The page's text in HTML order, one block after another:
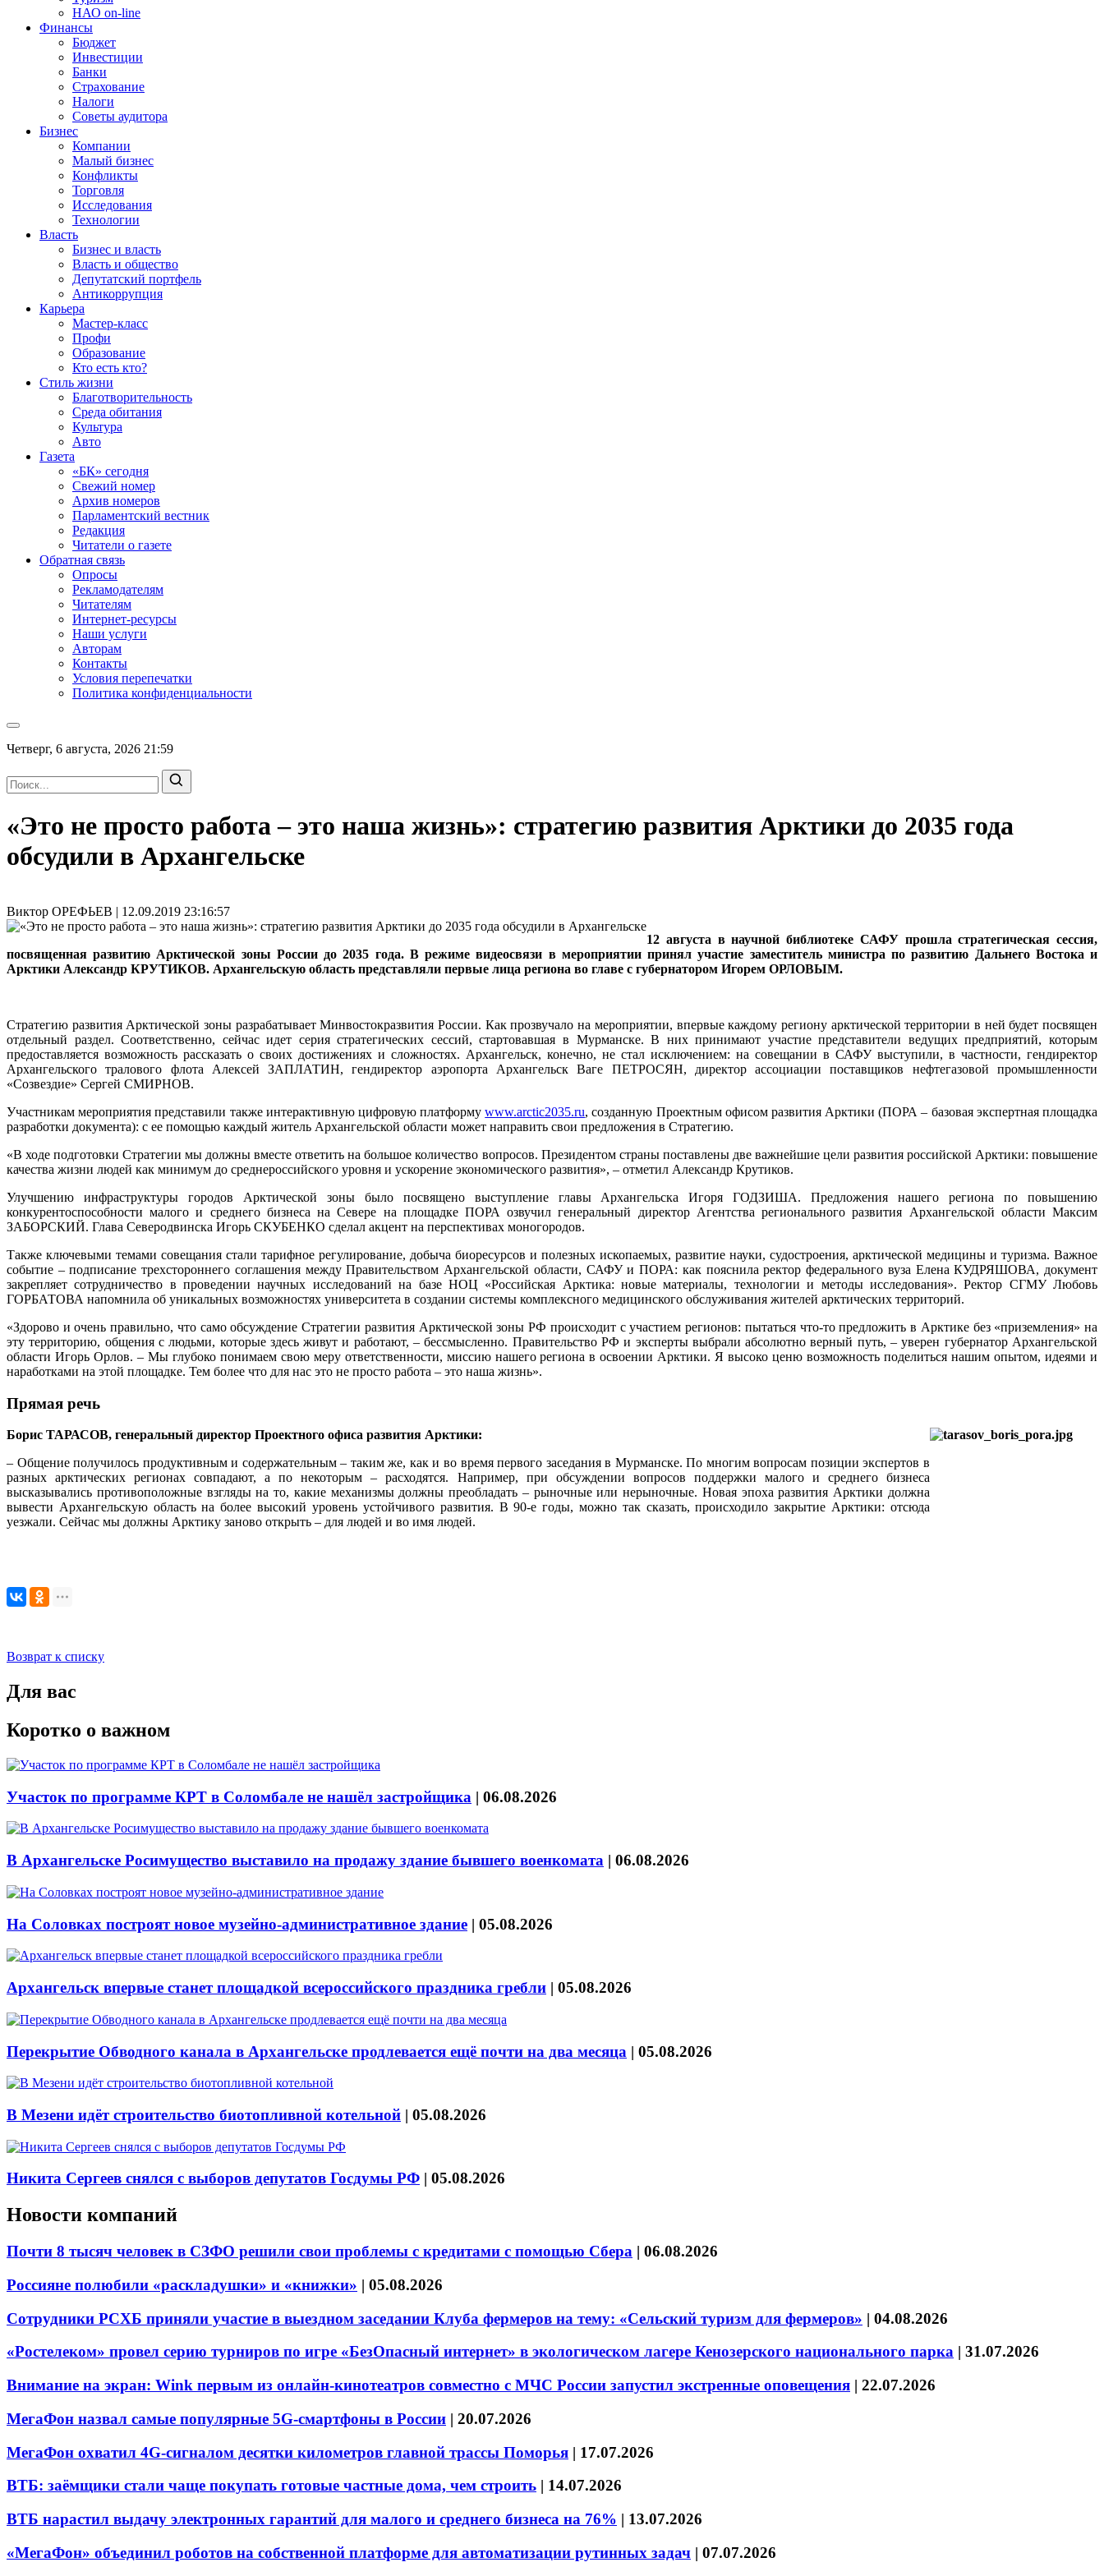
НАО on-line
Финансы
Бюджет
Инвестиции
Банки
Страхование
Налоги
Советы аудитора
Бизнес
Компании
Малый бизнес
Конфликты
Торговля
Исследования
Технологии
Власть
Бизнес и власть
Власть и общество
Депутатский портфель
Антикоррупция
Карьера
Мастер-класс
Профи
Образование
Кто есть кто?
Стиль жизни
Благотворительность
Среда обитания
Культура
Авто
Газета
«БК» сегодня
Свежий номер
Архив номеров
Парламентский вестник
Редакция
Читатели о газете
Обратная связь
Опросы
Рекламодателям
Читателям
Интернет-ресурсы
Наши услуги
Авторам
Контакты
Условия перепечатки
Политика конфиденциальности
Четверг, 6 августа, 2026 21:59
«Это не просто работа – это наша жизнь»: стратегию развития Арктики до 2035 года
обсудили в Архангельске
Виктор ОРЕФЬЕВ | 12.09.2019 23:16:57
12 августа в научной библиотеке САФУ прошла стратегическая сессия,
посвященная развитию Арктической зоны России до 2035 года. В режиме видеосвязи в мероприятии принял участие заместитель министра по развитию Дальнего Востока и
Арктики Александр КРУТИКОВ. Архангельскую область представляли первые лица региона во главе с губернатором Игорем ОРЛОВЫМ.
Стратегию развития Арк­тической зоны разрабатывает Минвостокразвития России. Как прозвучало на мероприятии, впервые каждому региону арктической территории в ней будет посвящен
отдельный раздел. Соответственно, сейчас идет серия стратегических сессий, стартовавшая в Мурманске. В них принимают участие представители ведущих предприятий, которым
предоставляется возможность рассказать о своих достижениях и сложностях. Архангельск, конечно, не стал исключением: на совещании в САФУ выступили, в частности, гендиректор
Архангельского тралового флота Алексей ЗАПЛАТИН, гендиректор аэропорта Архангельск Ваге ПЕТРОСЯН, директор ассоциации поставщиков нефтегазовой промышленности
«Созвездие» Сергей СМИРНОВ.
Участникам мероприятия представили также интерактивную цифровую платформуwww.arctic2035.ru, созданную Проектным офисом развития Арктики (ПОРА – базовая экспертная площадка
разработки документа): с ее помощью каждый житель Архангельской области может направить свои предложения в Стратегию.
«В ходе подготовки Cтратегии мы должны вместе ответить на большое количество вопросов. Президентом страны поставлены две важнейшие цели развития российской Арктики: повышение
качества жизни людей как минимум до среднероссийского уровня и ускорение экономического развития», – отметил Александр Крутиков.
Улучшению инфраструктуры городов Арктической зоны было посвящено выступление главы Архангельска Игоря ГОДЗИША. Предложения нашего региона по повышению
конкурентоспособности малого и среднего бизнеса на Севере на площадке ПОРА озвучил генеральный директор Агентства регионального развития Архангельской области Максим
ЗАБОРСКИЙ. Глава Северодвинска Игорь СКУБЕНКО сделал акцент на перспективах моногородов.
Также ключевыми темами совещания стали тарифное регулирование, добыча биоресурсов и полезных ископаемых, развитие науки, судостроения, арктической медицины и туризма. Важное
событие – подписание трехстороннего соглашения между Правительством Архангельской области, САФУ и ПОРА: как пояснила ректор федерального вуза Елена КУДРЯШОВА, документ
закрепляет сотрудничество в проведении научных исследований на базе НОЦ «Российская Арктика: новые материалы, технологии и методы исследования». Ректор СГМУ Любовь
ГОРБАТОВА напомнила об уникальных возможностях университета в создании системы комплексного медицинского обслуживания жителей арктических территорий.
«Здорово и очень правильно, что само обсуждение Стратегии развития Арктической зоны РФ происходит с участием регионов: пытаться что-то предложить в Арктике без «приземления» на
эту территорию, общения с людьми, которые здесь живут и работают, – бессмысленно. Правительство РФ и эксперты выбрали абсолютно верный путь, – уверен губернатор Архангельской
области Игорь Орлов. – Мы глубоко понимаем свою меру ответственности, миссию нашего региона в освоении Арктики. Я высоко ценю возможность поделиться нашим опытом, идеями и
наработками на этой площадке. Тем более что для нас это не просто работа – это наша жизнь».
Прямая речь
Борис ТАРАСОВ, генеральный директор Проектного офиса развития Арктики:
– Общение получилось продуктивным и содержательным – таким же, как и во время первого заседания в Мурманске. По многим вопросам позиции экспертов в
разных арктических регионах совпадают, а по некоторым – расходятся. Например, при обсуждении вопросов поддержки малого и среднего бизнеса
высказывались противоположные взгляды на то, какие механизмы должны преобладать – рыночные или нерыночные. Новая эпоха развития Арктики должна
вывести Архангельскую область на более высокий уровень устойчивого развития. В 90-е годы, можно так сказать, происходило закрытие Арктики: отсюда
уезжали. Сейчас мы должны Арктику заново открыть – для людей и во имя людей.
Возврат к списку
Для вас
Коротко о важном
Участок по программе КРТ в Соломбале не нашёл застройщика | 06.08.2026
В Архангельске Росимущество выставило на продажу здание бывшего военкомата | 06.08.2026
На Соловках построят новое музейно-административное здание | 05.08.2026
Архангельск впервые станет площадкой всероссийского праздника гребли | 05.08.2026
Перекрытие Обводного канала в Архангельске продлевается ещё почти на два месяца | 05.08.2026
В Мезени идёт строительство биотопливной котельной | 05.08.2026
Никита Сергеев снялся с выборов депутатов Госдумы РФ | 05.08.2026
Новости компаний
Почти 8 тысяч человек в СЗФО решили свои проблемы с кредитами с помощью Сбера | 06.08.2026
Россияне полюбили «раскладушки» и «книжки» | 05.08.2026
Сотрудники РСХБ приняли участие в выездном заседании Клуба фермеров на тему: «Сельский туризм для фермеров» | 04.08.2026
«Ростелеком» провел серию турниров по игре «БезОпасный интернет» в экологическом лагере Кенозерского национального парка | 31.07.2026
Внимание на экран: Wink первым из онлайн-кинотеатров совместно с МЧС России запустил экстренные оповещения | 22.07.2026
МегаФон назвал самые популярные 5G-смартфоны в России | 20.07.2026
МегаФон охватил 4G-сигналом десятки километров главной трассы Поморья | 17.07.2026
ВТБ: заёмщики стали чаще покупать готовые частные дома, чем строить | 14.07.2026
ВТБ нарастил выдачу электронных гарантий для малого и среднего бизнеса на 76% | 13.07.2026
«МегаФон» объединил роботов на собственной платформе для автоматизации рутинных задач | 07.07.2026